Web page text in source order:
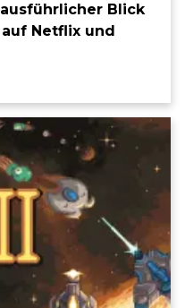
Blick
Netflix und